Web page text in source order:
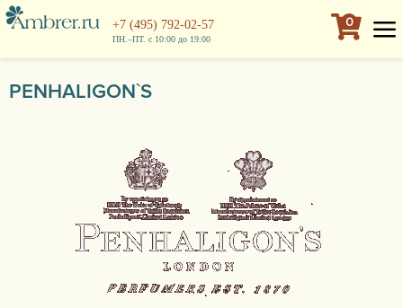
+7 (495) 792-02-57
ПН.–ПТ. с 10:00 до 19:00
0
PENHALIGON`S